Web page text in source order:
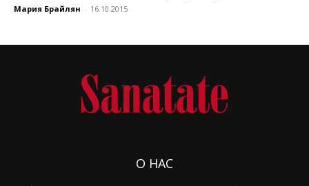
Мария Брайлян - 16.10.2015
О НАС